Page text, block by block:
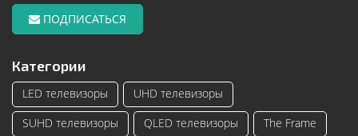
ПОДПИСАТЬСЯ
Категории
LED телевизоры
UHD телевизоры
SUHD телевизоры
QLED телевизоры
The Frame